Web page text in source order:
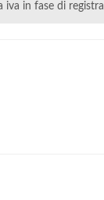
in fase di